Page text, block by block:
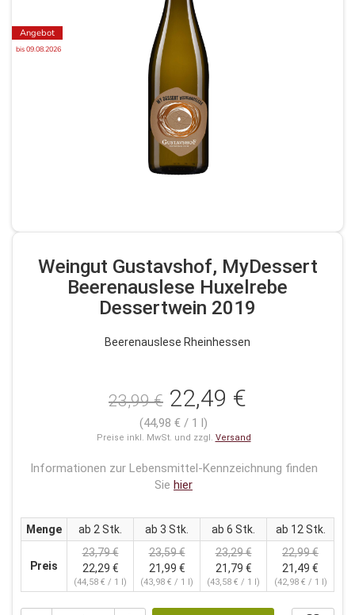
Angebot
bis 09.08.2026
Weingut Gustavshof, MyDessert
Beerenauslese Huxelrebe
Dessertwein 2019
Beerenauslese Rheinhessen
23,99 € 22,49 €
(44,98 € / 1 l)
Preise inkl. MwSt. und zzgl. Versand
Informationen zur Lebensmittel-Kennzeichnung finden
Sie hier
Menge ab 2 Stk. ab 3 Stk. ab 6 Stk. ab 12 Stk.
Preis
23,79 €
22,29 €
(44,58 € / 1 l)
23,59 €
21,99 €
(43,98 € / 1 l)
23,29 €
21,79 €
(43,58 € / 1 l)
22,99 €
21,49 €
(42,98 € / 1 l)